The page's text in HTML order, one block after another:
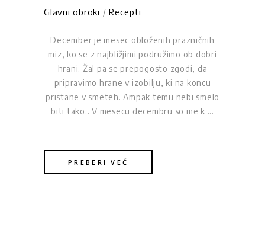
Glavni obroki / Recepti
December je mesec obloženih prazničnih
miz, ko se z najbližjimi podružimo ob dobri
hrani. Žal pa se prepogosto zgodi, da
pripravimo hrane v izobilju, ki na koncu
pristane v smeteh. Ampak temu nebi smelo
biti tako.. V mesecu decembru so me k
PREBERI VEČ